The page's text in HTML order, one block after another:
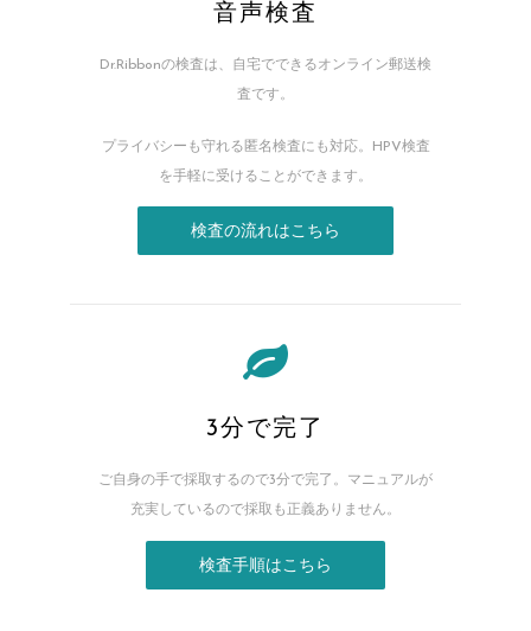
音声検査
Dr.Ribbonの検査は、自宅でできるオンライン郵送検
査です。
プライバシーも守れる匿名検査にも対応。HPV検査
を手軽に受けることができます。
検査の流れはこちら
3分で完了
ご自身の手で採取するので3分で完了。 マニュアルが
充実しているので採取も正義ありません。
検査手順はこちら